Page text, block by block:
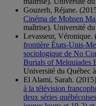
Gouzerh, Réjane.
Cinéma de Mohsen
maîtrise). Université
Levasseur, Véronique.
frontière États-Unis-
sociologique de No
Burials of Melquiades
Université du Québec
El Alami, Sarah. (2015)
à la télévision
deux séries